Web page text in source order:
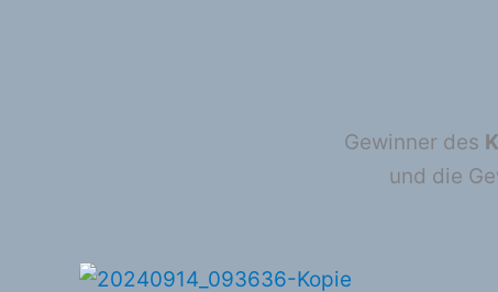
Gewinner des
und die